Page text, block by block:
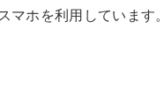
マホを利用しています。